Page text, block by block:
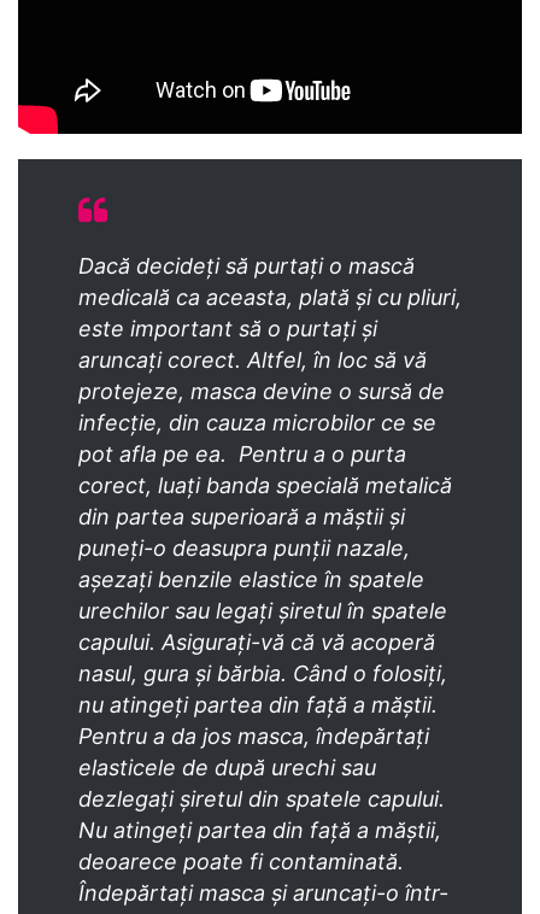
Dacă decideți să purtați o mască
medicală ca aceasta, plată și cu pliuri,
este important să o purtați și
aruncați corect. Altfel, în loc să vă
protejeze, masca devine o sursă de
infecție, din cauza microbilor ce se
pot afla pe ea. Pentru a o purta
corect, luați banda specială metalică
din partea superioară a măștii și
puneți-o deasupra punții nazale,
așezați benzile elastice în spatele
urechilor sau legați șiretul în spatele
capului. Asigurați-vă că vă acoperă
nasul, gura și bărbia. Când o folosiți,
nu atingeți partea din față a măștii.
Pentru a da jos masca, îndepărtați
elasticele de după urechi sau
dezlegați șiretul din spatele capului.
Nu atingeți partea din față a măștii,
deoarece poate fi contaminată.
Îndepărtați masca și aruncați-o într-